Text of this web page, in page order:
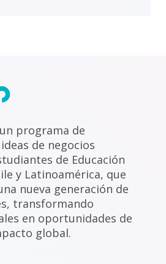
programa de
de negocios
de Educación
y Latinoamérica, que
nueva generación de
transformando
en oportunidades de
global.